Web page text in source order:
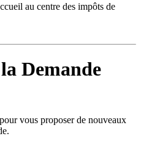
au centre des impôts de
Demande
vous proposer de nouveaux